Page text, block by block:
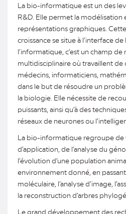
La bio-informatique est un des
R&D. Elle permet la
représentations graphiques.
croissance se situe à l’interface
l’informatique, c’est un champ de
multidisciplinaire où travaillent de
médecins, informaticiens,
dans le but de résoudre un
la biologie. Elle nécessite de
puissants, ainsi qu’à des
réseaux de neurones ou
La bio-informatique regroupe de
d’application, de l’analyse du
l’évolution d’une population
environnement donné, en
moléculaire, l’analyse d’image,
la reconstruction d’arbres
Le grand développement des